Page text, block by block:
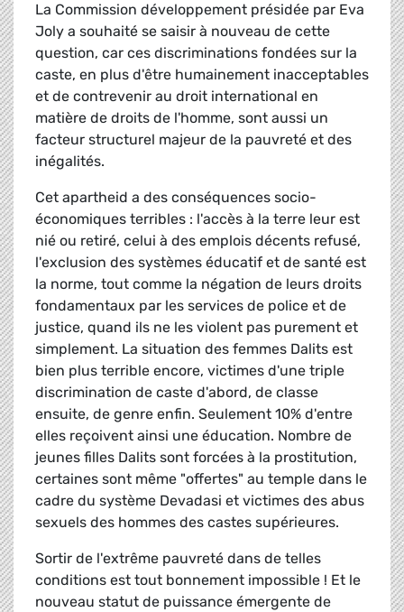
La Commission développement présidée par Eva
Joly a souhaité se saisir à nouveau de cette
question, car ces discriminations fondées sur la
caste, en plus d'être humainement inacceptables
et de contrevenir au droit international en
matière de droits de l'homme, sont aussi un
facteur structurel majeur de la pauvreté et des
inégalités.
Cet apartheid a des conséquences socio-
économiques terribles : l'accès à la terre leur est
nié ou retiré, celui à des emplois décents refusé,
l'exclusion des systèmes éducatif et de santé est
la norme, tout comme la négation de leurs droits
fondamentaux par les services de police et de
justice, quand ils ne les violent pas purement et
simplement. La situation des femmes Dalits est
bien plus terrible encore, victimes d'une triple
discrimination de caste d'abord, de classe
ensuite, de genre enfin. Seulement 10% d'entre
elles reçoivent ainsi une éducation. Nombre de
jeunes filles Dalits sont forcées à la prostitution,
certaines sont même "offertes" au temple dans le
cadre du système Devadasi et victimes des abus
sexuels des hommes des castes supérieures.
Sortir de l'extrême pauvreté dans de telles
conditions est tout bonnement impossible ! Et le
nouveau statut de puissance émergente de